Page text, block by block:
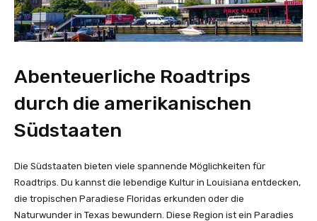
Abenteuerliche Roadtrips
durch die amerikanischen
Südstaaten
Die Südstaaten bieten viele spannende Möglichkeiten für
Roadtrips. Du kannst die lebendige Kultur in Louisiana entdecken,
die tropischen Paradiese Floridas erkunden oder die
Naturwunder in Texas bewundern. Diese Region ist ein Paradies